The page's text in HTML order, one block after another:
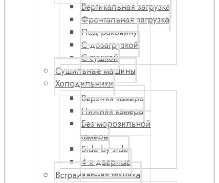
Вертикальная загрузка
Фронтальная загрузка
Под раковину
С дозагрузкой
С сушкой
Сушильные машины
Холодильники
Верхняя камера
Нижняя камера
Без морозильной
камеры
Side by side
4-х дверные
Встраиваемая техника